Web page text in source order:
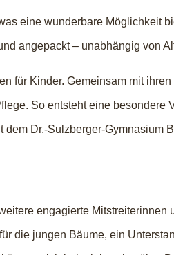
eine wunderbare Möglichkeit
angepackt – unabhängig von
für Kinder. Gemeinsam mit
So entsteht eine
Dr.-Sulzberger-
engagierte
die jungen Bäume, ein